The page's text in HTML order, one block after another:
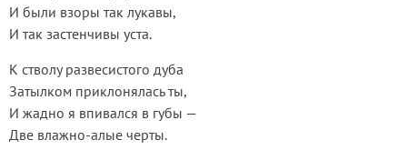
И были взоры так лукавы,
И так застенчивы уста.
К стволу развесистого дуба
Затылком приклонялась ты,
И жадно я впивался в губы —
Две влажно-алые черты.